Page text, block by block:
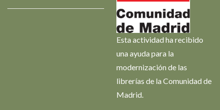
Esta actividad ha recibido
una ayuda para la
modernización de las
librerías de la Comunidad de
Madrid.